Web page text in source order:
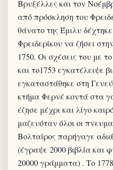
Βρυξέλλες και τον
από πρόσκληση του
θάνατο της Έμιλυ
Φρειδερίκου να ζήσει
1750. Οι σχέσεις του με
και το1753 εγκατέλειψε
εγκαταστάθηκε στη
κτήμα Φερνέ κοντά στα
έζησε μέχρι και λίγο
μαζευόταν όλοι οι
Βολταίρος παρήγαγε
(έγραψε 2000 βιβλία και
20000 γράμματα) . Το